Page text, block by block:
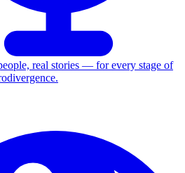
real stories — for every stage of